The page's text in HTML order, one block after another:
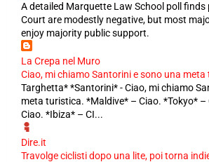
A detailed Marquette Law School poll finds
Court are modestly negative, but most
enjoy majority public support.
La Crepa nel Muro
Ciao, mi chiamo Santorini e sono una meta
Targhetta* *Santorini* - Ciao, mi chiamo
meta turistica. *Maldive* – Ciao. *Tokyo* –
Ciao. *Ibiza* – CI...
Dire.it
Travolge ciclisti dopo una lite, poi torna